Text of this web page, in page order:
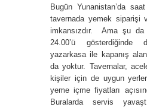
Bugün Yunanistan’da
tavernada yemek siparişi
imkansızdır. Ama şu
24.00’ü gösterdiğinde
yazarkasa ile kapanış
da yoktur. Tavernalar,
kişiler için de uygun
yeme içme fiyatları
Buralarda servis